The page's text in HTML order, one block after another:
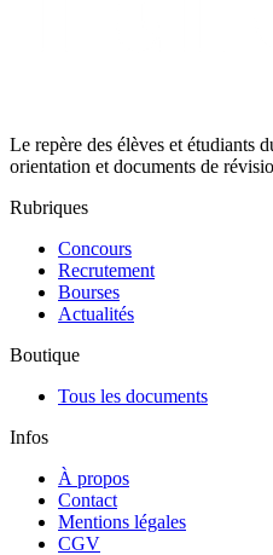
Le repère des élèves et étudiants
orientation et documents de
Rubriques
Concours
Recrutement
Bourses
Actualités
Boutique
Tous les documents
Infos
À propos
Contact
Mentions légales
CGV